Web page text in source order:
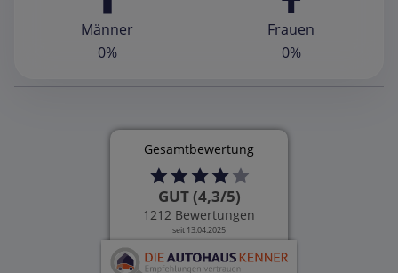
Männer
0%
Frauen
0%
Gesamtbewertung
GUT (4,3/5)
1212 Bewertungen
seit 13.04.2025